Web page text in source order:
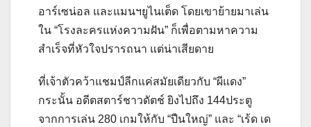
อาร์เซน่อล และแมนฯยูไนเต็ด โดยเขาย้ายมาเล่น
ใน “โรงละครแห่งความฝัน” ก็เพื่อตามหาความ
สำเร็จที่หัวใจปรารถนา แต่น่าเสียดาย
ที่เจ้าตัวคว้าแชมป์ลีกแค่สมัยเดียวกับ “ผีแดง”
กระนั้น อดีตสตาร์ชาวดัตช์ ยิงไปถึง 144ประตู
จากการเล่น 280 เกมให้กับ “ปืนใหญ่” และ “เร้ด เด